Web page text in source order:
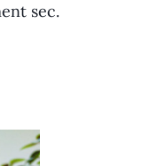
sec.